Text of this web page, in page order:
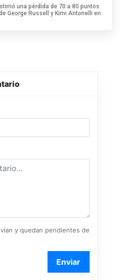
una pérdida de 70 a 80 puntos
George Russell y Kimi Antonelli en
y quedan pendientes de
Enviar